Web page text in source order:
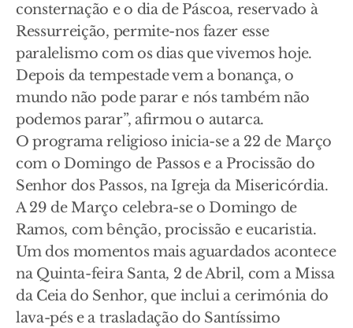
consternação e o dia de Páscoa, reservado à
Ressurreição, permite-nos fazer esse
paralelismo com os dias que vivemos hoje.
Depois da tempestade vem a bonança, o
mundo não pode parar e nós também não
podemos parar”, afirmou o autarca.
O programa religioso inicia-se a 22 de Março
com o Domingo de Passos e a Procissão do
Senhor dos Passos, na Igreja da Misericórdia.
A 29 de Março celebra-se o Domingo de
Ramos, com bênção, procissão e eucaristia.
Um dos momentos mais aguardados acontece
na Quinta-feira Santa, 2 de Abril, com a Missa
da Ceia do Senhor, que inclui a cerimónia do
lava-pés e a trasladação do Santíssimo